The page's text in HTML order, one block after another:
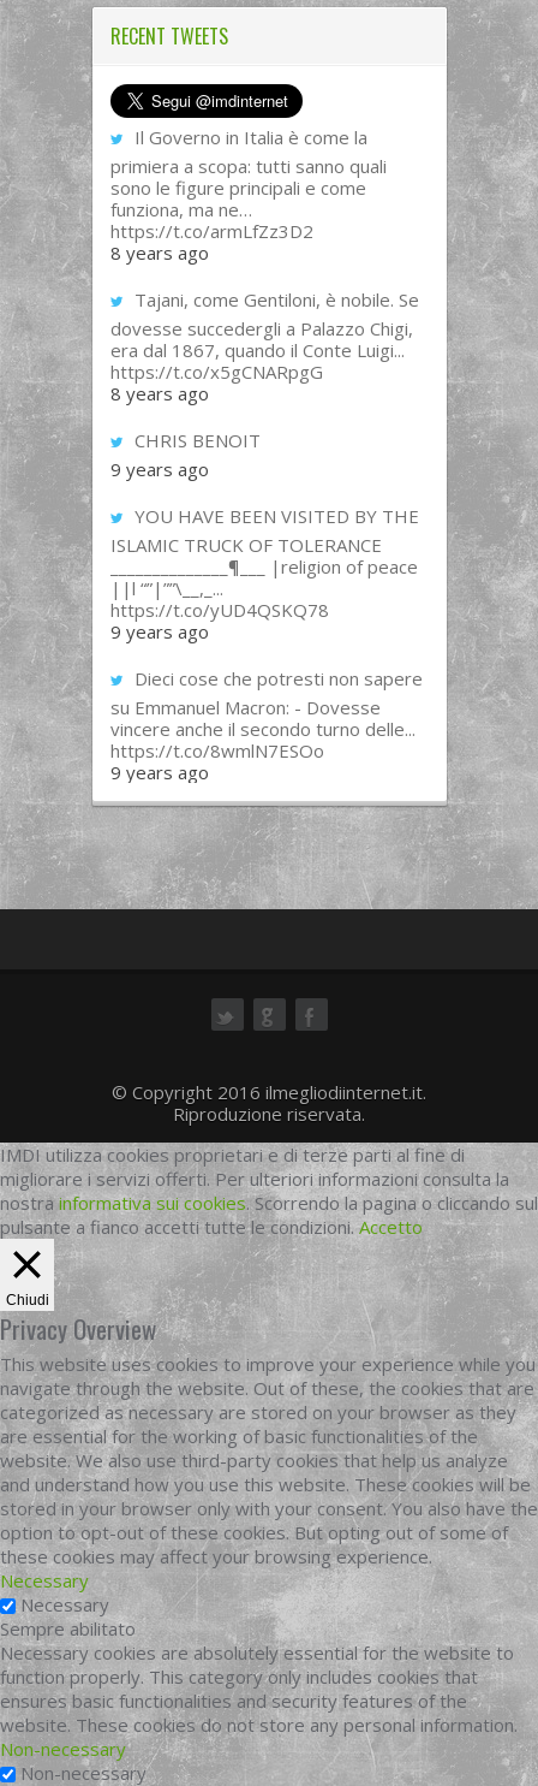
RECENT TWEETS
Il Governo in Italia è come la
primiera a scopa: tutti sanno quali
sono le figure principali e come
funziona, ma ne…
https://t.co/armLfZz3D2
8 years ago
Tajani, come Gentiloni, è nobile. Se
dovesse succedergli a Palazzo Chigi,
era dal 1867, quando il Conte Luigi...
https://t.co/x5gCNARpgG
8 years ago
CHRIS BENOIT
9 years ago
YOU HAVE BEEN VISITED BY THE
ISLAMIC TRUCK OF TOLERANCE
______________¶___ |religion of peace
||l “”|””\__,_...
https://t.co/yUD4QSKQ78
9 years ago
Dieci cose che potresti non sapere
su Emmanuel Macron: - Dovesse
vincere anche il secondo turno delle...
https://t.co/8wmlN7ESOo
9 years ago
© Copyright 2016 ilmegliodiinternet.it.
Riproduzione riservata.
IMDI utilizza cookies proprietari e di terze parti al fine di
migliorare i servizi offerti. Per ulteriori informazioni consulta la
nostrainformativa sui cookies. Scorrendo la pagina o cliccando sul
pulsante a fianco accetti tutte le condizioni.Accetto
Chiudi
Privacy Overview
This website uses cookies to improve your experience while you
navigate through the website. Out of these, the cookies that are
categorized as necessary are stored on your browser as they
are essential for the working of basic functionalities of the
website. We also use third-party cookies that help us analyze
and understand how you use this website. These cookies will be
stored in your browser only with your consent. You also have the
option to opt-out of these cookies. But opting out of some of
these cookies may affect your browsing experience.
Necessary
Necessary
Sempre abilitato
Necessary cookies are absolutely essential for the website to
function properly. This category only includes cookies that
ensures basic functionalities and security features of the
website. These cookies do not store any personal information.
Non-necessary
Non-necessary